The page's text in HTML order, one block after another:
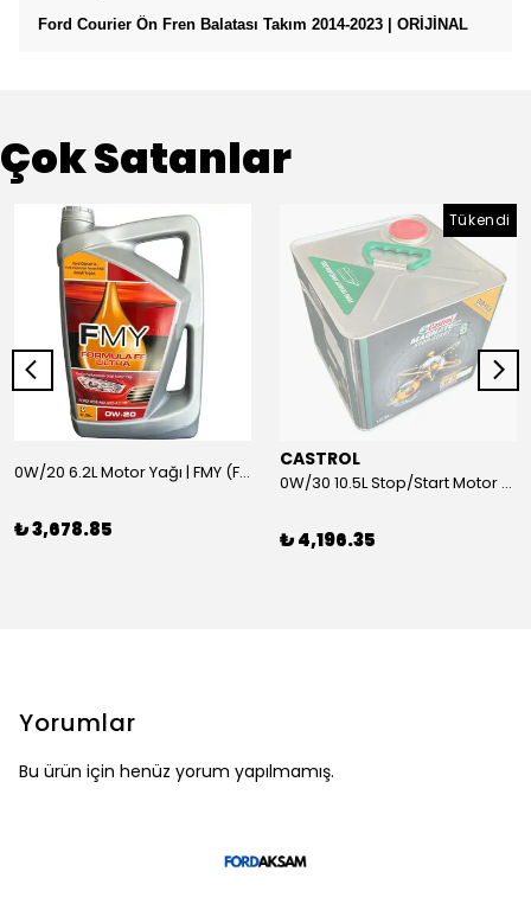
Ford Courier Ön Fren Balatası Takım 2014-2023 | ORİJİNAL
Çok Satanlar
0W/20 6.2L Motor Yağı | FMY (Ford Motor Yağları)
₺ 3,678.85
Tükendi
CASTROL
0W/30 10.5L Stop/Start Motor Yağı | CASTROL
₺ 4,196.35
Yorumlar
Bu ürün için henüz yorum yapılmamış.